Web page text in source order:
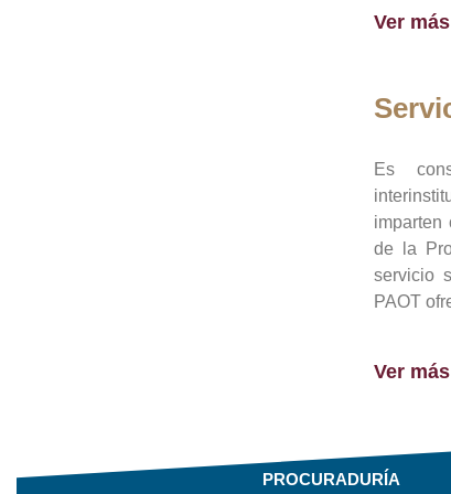
Ver más
Es
imparten
de la
servicio
PAOT
Ver más
PROCURADURÍA